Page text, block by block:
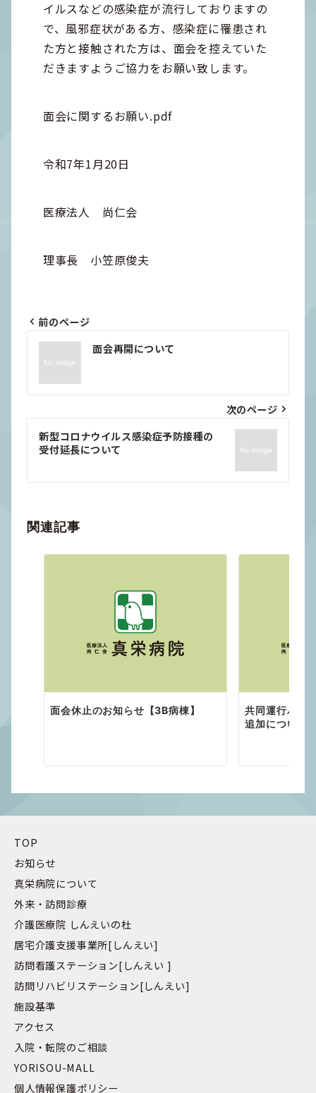
イルスなどの感染症が流行しておりますの
で、風邪症状がある方、感染症に罹患され
た方と接触された方は、面会を控えていた
だきますようご協力をお願い致します。
面会に関するお願い.pdf
令和7年1月20日
医療法人 尚仁会
理事長 小笠原俊夫
投
ナ
ー
ョ
前のページ
面会再開について
次のページ
新型コロナウイルス感染症予防接種の
受付延長について
関連記事
面会休止のお知らせ【3B病棟】
共同運行バス
追加について
TOP
お知らせ
真栄病院について
外来・訪問診療
介護医療院 しんえいの杜
居宅介護支援事業所[しんえい]
訪問看護ステーション[しんえい ]
訪問リハビリステーション[しんえい]
施設基準
アクセス
入院・転院のご相談
YORISOU-MALL
個人情報保護ポリシー